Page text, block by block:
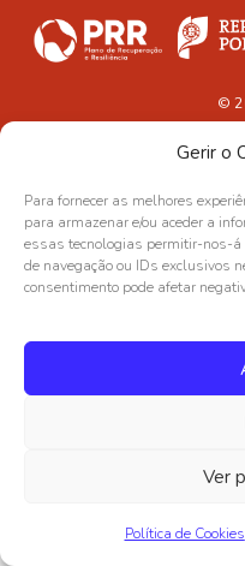
Gerir o
Para fornecer as melhores
para armazenar e/ou aceder a
essas tecnologias permitir-nos-á
de navegação ou IDs exclusivos
consentimento pode afetar
Ver
Política de Cookies
©